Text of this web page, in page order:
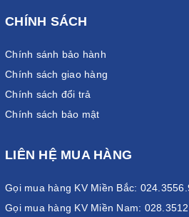
CHÍNH SÁCH
Chính sánh bảo hành
Chính sách giao hàng
Chính sách đổi trả
Chính sách bảo mật
LIÊN HỆ MUA HÀNG
Gọi mua hàng KV Miền Bắc:
Gọi mua hàng KV Miền Nam: